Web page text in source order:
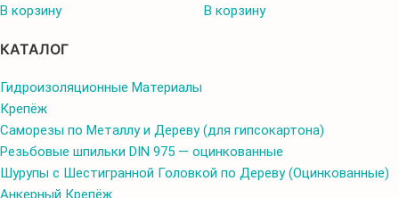
КАТАЛОГ
Гидроизоляционные Материалы
Крепёж
Саморезы по Металлу и Дереву (для гипсокартона)
Резьбовые шпильки DIN 975 — оцинкованные
Шурупы с Шестигранной Головкой по Дереву (Оцинкованные)
Анкерный Крепёж
В корзину
В корзину